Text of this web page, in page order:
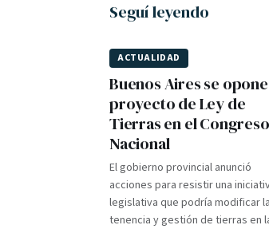
Seguí leyendo
ACTUALIDAD
Buenos Aires se
proyecto de Ley de
Tierras en el Congreso
Nacional
El gobierno provincial anunció
acciones para resistir una
legislativa que podría modificar la
tenencia y gestión de tierras en